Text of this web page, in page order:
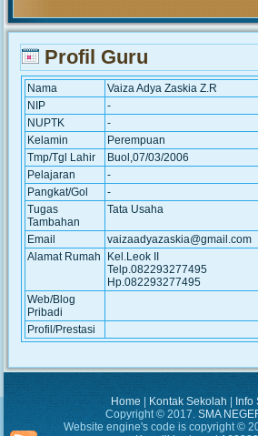
Profil Guru
Nama
Vaiza Adya Zaskia Z.R
NIP
-
NUPTK
-
Kelamin
Perempuan
Tmp/Tgl Lahir
Buol,07/03/2006
Pelajaran
-
Pangkat/Gol
-
Tugas
Tambahan
Tata Usaha
Email
vaizaadyazaskia@gmail.com
Alamat Rumah
Kel.Leok II
Telp.082293277495
Hp.082293277495
Web/Blog
Pribadi
Profil/Prestasi
Home Kontak Sekolah
Info
Copyright © 2017. SMA
Website engine's code is copyright ©